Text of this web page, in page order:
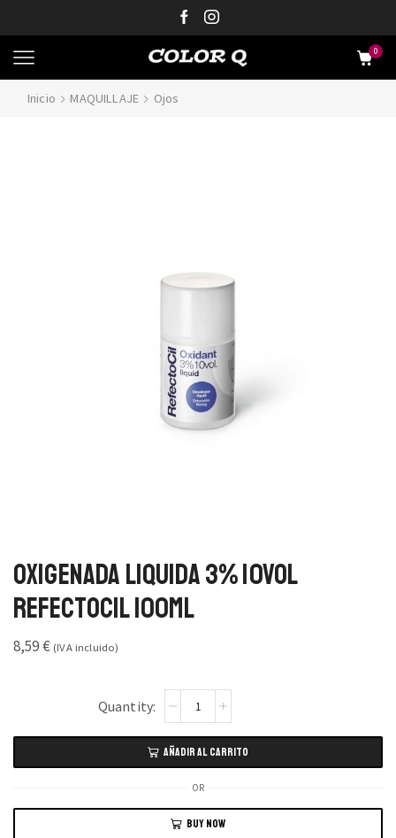
0
Inicio MAQUILLAJE Ojos
Oxigenada Liquida 3% 10vol
Refectocil 100ml
8,59€ (IVA incluido)
AÑADIR AL CARRITO
OR
BUY NOW